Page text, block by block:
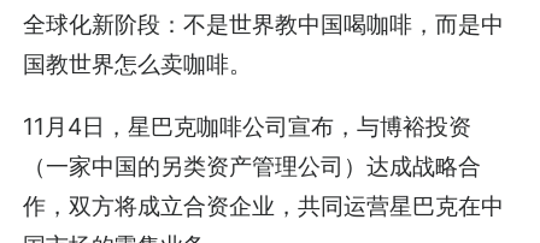
全球化新阶段：不是世界教中国喝咖啡，而是中
国教世界怎么卖咖啡。
11月4日，星巴克咖啡公司宣布，与博裕投资
（一家中国的另类资产管理公司）达成战略合
作，双方将成立合资企业，共同运营星巴克在中